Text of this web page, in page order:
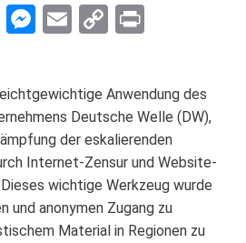
WhatsApp
Messenger
Email
Copy
Anwendung des
Deutsche Welle (DW),
der eskalierenden
Internet-Zensur und Website-
wichtige Werkzeug wurde
und anonymen Zugang zu
Material in Regionen zu